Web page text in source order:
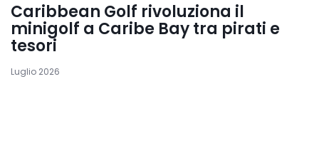
Caribbean Golf rivoluziona il
minigolf a Caribe Bay tra pirati e
tesori
Luglio 2026